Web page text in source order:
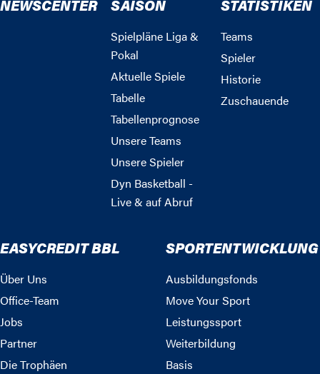
NEWSCENTER SAISON
Spielpläne Liga &
Pokal
Aktuelle Spiele
Tabelle
Tabellenprognose
Unsere Teams
Unsere Spieler
Dyn Basketball -
Live & auf Abruf
STATISTIKEN
Teams
Spieler
Historie
Zuschauende
EASYCREDIT BBL
Über Uns
Office-Team
Jobs
Partner
Die Trophäen
SPORTENTWICKLUNG
Ausbildungsfonds
Move Your Sport
Leistungssport
Weiterbildung
Basis